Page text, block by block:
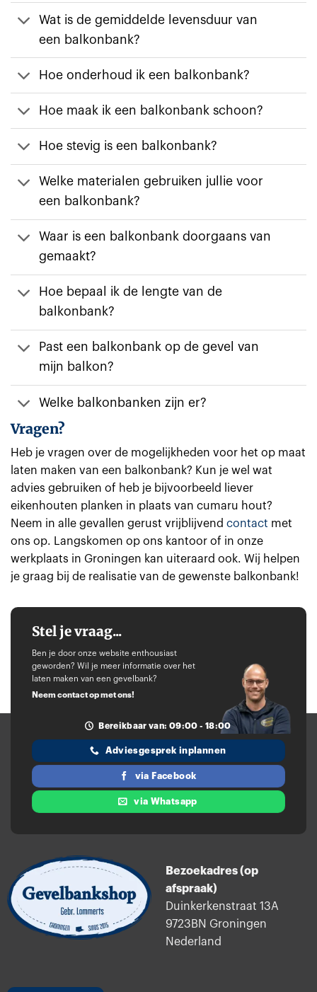
Wat is de gemiddelde levensduur van
een balkonbank?
Hoe onderhoud ik een balkonbank?
Hoe maak ik een balkonbank schoon?
Hoe stevig is een balkonbank?
Welke materialen gebruiken jullie voor
een balkonbank?
Waar is een balkonbank doorgaans van
gemaakt?
Hoe bepaal ik de lengte van de
balkonbank?
Past een balkonbank op de gevel van
mijn balkon?
Welke balkonbanken zijn er?
Vragen?
Heb je vragen over de mogelijkheden voor het op maat
laten maken van een balkonbank? Kun je wel wat
advies gebruiken of heb je bijvoorbeeld liever
eikenhouten planken in plaats van cumaru hout?
Neem in alle gevallen gerust vrijblijvend contact met
ons op. Langskomen op ons kantoor of in onze
werkplaats in Groningen kan uiteraard ook. Wij helpen
je graag bij de realisatie van de gewenste balkonbank!
Stel je vraag...
Ben je door onze website enthousiast
geworden? Wil je meer informatie over het
laten maken van een gevelbank?
Neem contact op met ons!
Bereikbaar van: 09:00 - 18:00
Adviesgesprek inplannen
via Facebook
via Whatsapp
Bezoekadres (op
afspraak)
Duinkerkenstraat 13A
9723BN Groningen
Nederland